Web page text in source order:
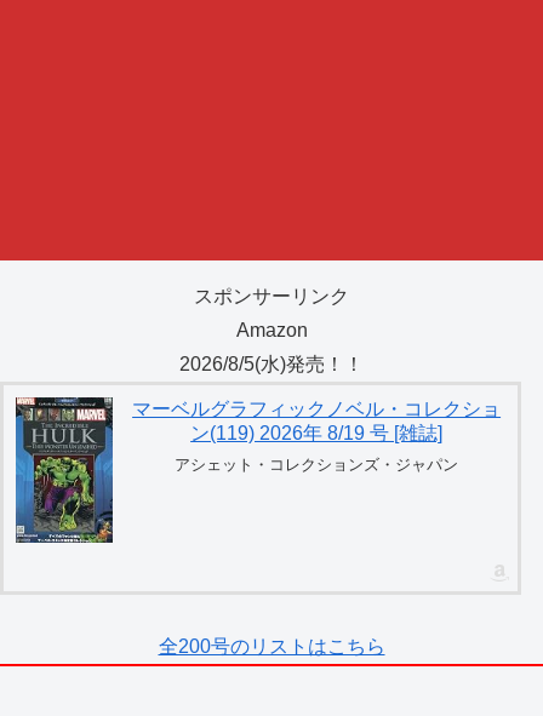
スポンサーリンク
Amazon
2026/8/5(水)発売！！
マーベルグラフィックノベル・コレクショ
ン(119) 2026年 8/19 号 [雑誌]
アシェット・コレクションズ・ジャパン
全200号のリストはこちら